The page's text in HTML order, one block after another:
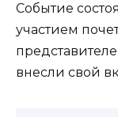
Событие
участием
внесли свой